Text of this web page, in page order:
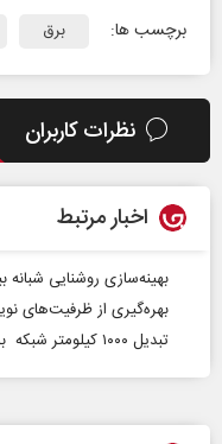
برچسب ها: برق
نظرات کاربران
اخبار مرتبط
بهینه‌سازی روشنایی
بهره‌گیری از ظرفیت‌های
تبدیل ۱۰۰۰ کیلومتر شبکه برق خراسان جنوبی به کابل خودنگهدار